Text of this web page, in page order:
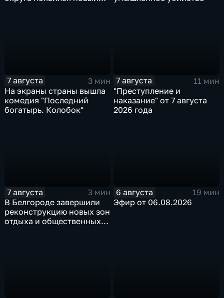
7 августа
3 мин
На экраны страны вышла
комедия "Последний
богатырь. Колобок"
7 августа
11 мин
"Преступление и
наказание" от 7 августа
2026 года
7 августа
3 мин
В Белгороде завершили
реконструкцию новых зон
отдыха и общественных
6 августа
19 мин
Эфир от 06.08.2026